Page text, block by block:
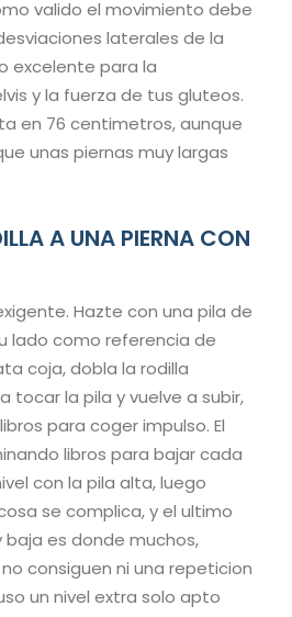
valido el movimiento debe
laterales de la
excelente para la
y la fuerza de tus gluteos.
en 76 centimetros, aunque
unas piernas muy largas
A UNA PIERNA CON
Hazte con una pila de
lado como referencia de
coja, dobla la rodilla
tocar la pila y vuelve a subir,
para coger impulso. El
libros para bajar cada
con la pila alta, luego
se complica, y el ultimo
baja es donde muchos,
consiguen ni una repeticion
un nivel extra solo apto